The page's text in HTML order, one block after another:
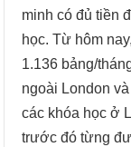
minh có đủ tiền
học. Từ hôm
1.136 bảng/
ngoài London
các khóa học ở
trước đó từng